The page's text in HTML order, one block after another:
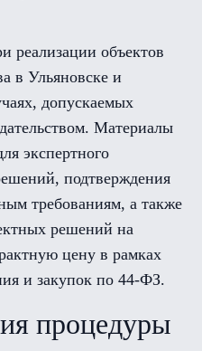
реализации объектов
в Ульяновске и
допускаемых
Материалы
экспертного
подтверждения
требованиям, а также
решений на
цену в рамках
и закупок по 44-ФЗ.
процедуры